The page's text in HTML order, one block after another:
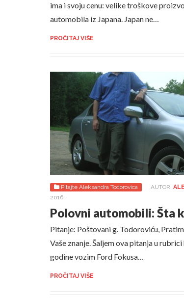
ima i svoju cenu: velike troškove
automobila iz Japana. Japan ne…
PROČITAJ VIŠE
Pitajte Aleksandra Todorovica AUTOR:
2016.
Polovni automobili: Šta
Pitanje: Poštovani g. Todoroviću,
Vaše znanje. Šaljem ova pitanja u
godine vozim Ford Fokusa…
PROČITAJ VIŠE